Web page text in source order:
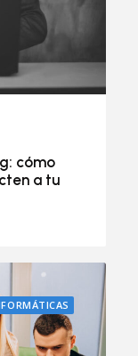
cómo
a tu